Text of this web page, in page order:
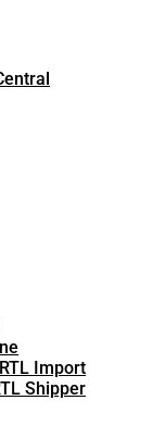
Import
Shipper